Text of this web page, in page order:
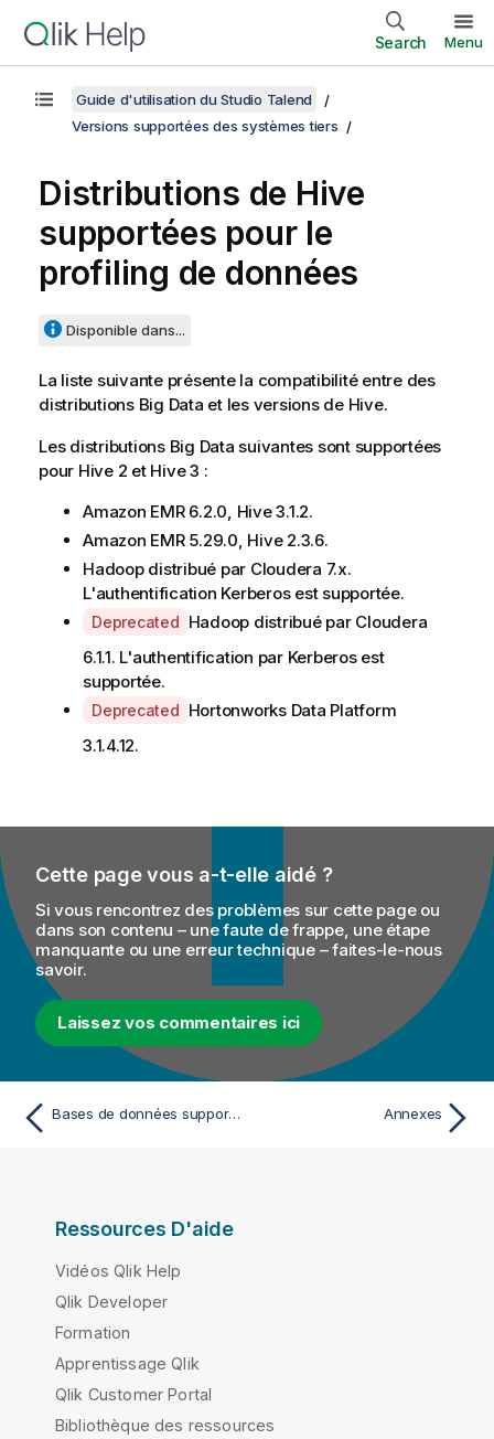
Search Menu
Guide d'utilisation du Studio Talend
Versions supportées des systèmes tiers
Distributions de Hive
supportées pour le
profiling de données
Disponible dans...
La liste suivante présente la compatibilité entre des
distributions Big Data et les versions de Hive.
Les distributions Big Data suivantes sont supportées
pour Hive 2 et Hive 3 :
Amazon EMR 6.2.0, Hive 3.1.2.
Amazon EMR 5.29.0, Hive 2.3.6.
Hadoop distribué par Cloudera 7.x.
L'authentification Kerberos est supportée.
A
v
a
i
a
y
-
n
o
Deprecated Hadoop distribué par Cloudera
6.1.1. L'authentification par Kerberos est
supportée.
A
v
a
a
i
l
i
t
y
-
n
o
Deprecated Hortonworks Data Platform
3.1.4.12.
Cette page vous a-t-elle aidé ?
Si vous rencontrez des problèmes sur cette page ou
dans son contenu – une faute de frappe, une étape
manquante ou une erreur technique – faites-le-nous
savoir.
Laissez vos commentaires ici
Bases de données supportées pour le profiling de données Annexes
Ressources D'aide
Vidéos Qlik Help
Qlik Developer
Formation
Apprentissage Qlik
Qlik Customer Portal
Bibliothèque des ressources